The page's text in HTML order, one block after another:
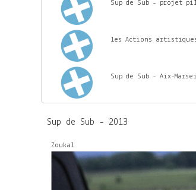
Sup de Sub - projet
les Actions
Sup de Sub - Aix-
Sup de Sub - 2013
Zoukal